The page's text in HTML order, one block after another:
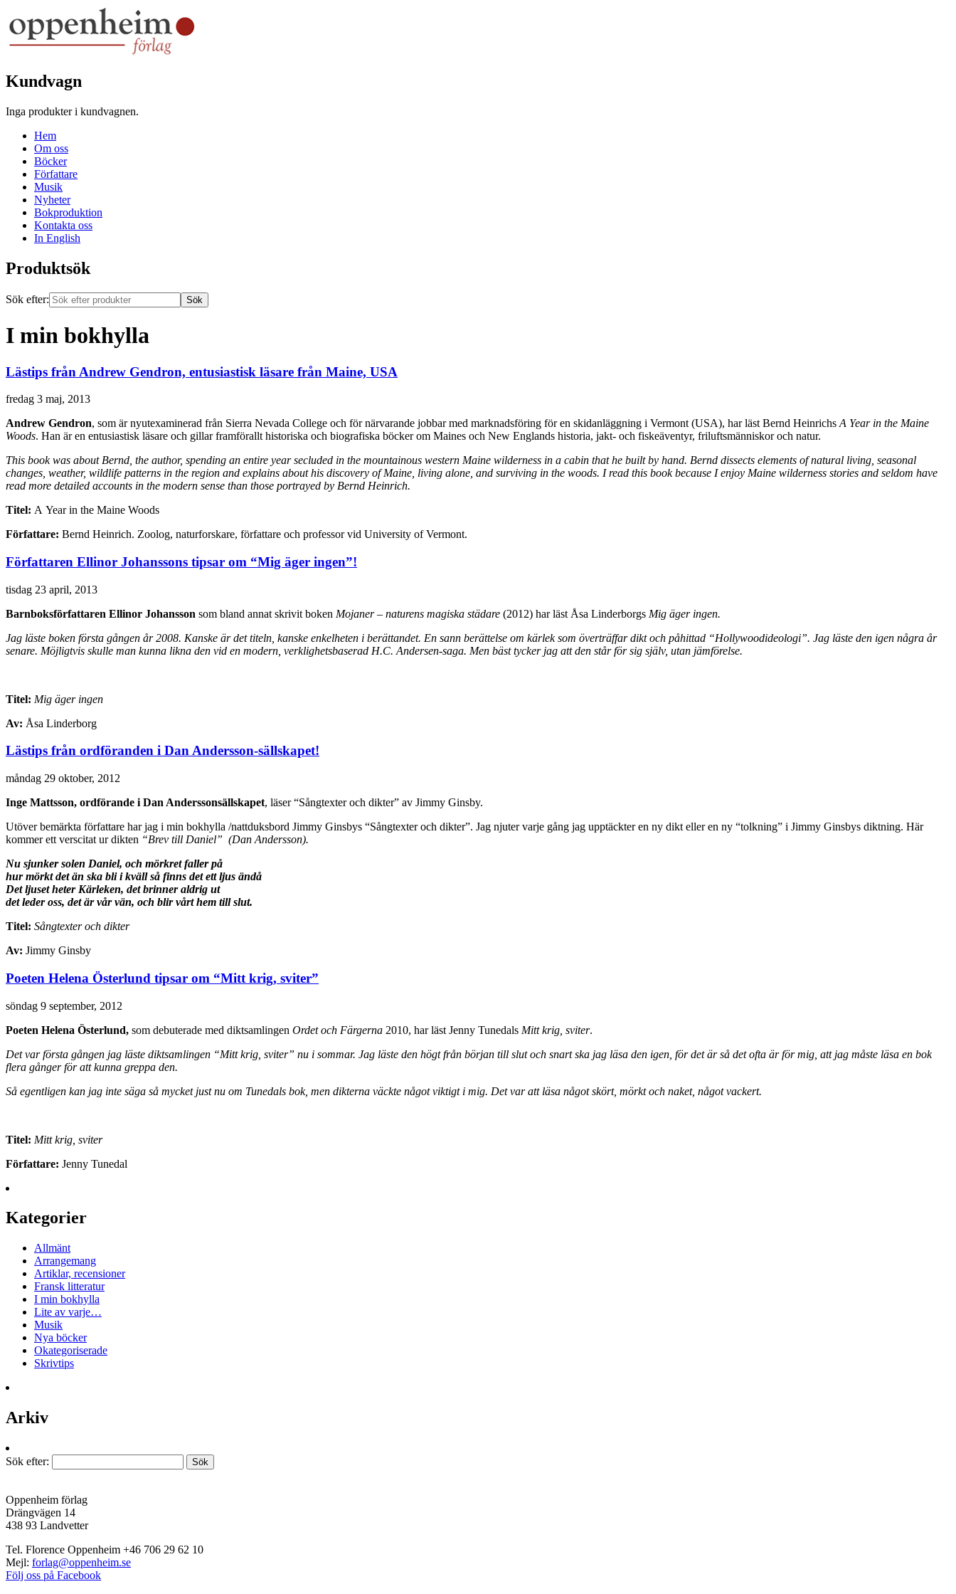
Kundvagn
Inga produkter i kundvagnen.
Hem
Om oss
Böcker
Författare
Musik
Nyheter
Bokproduktion
Kontakta oss
In English
Produktsök
Sök efter:
I min bokhylla
Lästips från Andrew Gendron, entusiastisk läsare från Maine, USA
fredag 3 maj, 2013
Andrew Gendron, som är nyutexaminerad från Sierra Nevada College och för närvarande jobbar med marknadsföring för en skidanläggning i Vermont (USA), har läst Bernd Heinrichs A Year in the Maine
Woods. Han är en entusiastisk läsare och gillar framförallt historiska och biografiska böcker om Maines och New Englands historia, jakt- och fiskeäventyr, friluftsmänniskor och natur.
This book was about Bernd, the author, spending an entire year secluded in the mountainous western Maine wilderness in a cabin that he built by hand. Bernd dissects elements of natural living, seasonal
changes, weather, wildlife patterns in the region and explains about his discovery of Maine, living alone, and surviving in the woods. I read this book because I enjoy Maine wilderness stories and seldom have
read more detailed accounts in the modern sense than those portrayed by Bernd Heinrich.
Titel: A Year in the Maine Woods
Författare: Bernd Heinrich. Zoolog, naturforskare, författare och professor vid University of Vermont.
Författaren Ellinor Johanssons tipsar om “Mig äger ingen”!
tisdag 23 april, 2013
Barnboksförfattaren Ellinor Johansson som bland annat skrivit boken Mojaner – naturens magiska städare (2012) har läst Åsa Linderborgs Mig äger ingen.
Jag läste boken första gången år 2008. Kanske är det titeln, kanske enkelheten i berättandet. En sann berättelse om kärlek som överträffar dikt och påhittad “Hollywoodideologi”. Jag läste den igen några år
senare. Möjligtvis skulle man kunna likna den vid en modern, verklighetsbaserad H.C. Andersen-saga. Men bäst tycker jag att den står för sig själv, utan jämförelse.
Titel: Mig äger ingen
Av: Åsa Linderborg
Lästips från ordföranden i Dan Andersson-sällskapet!
måndag 29 oktober, 2012
Inge Mattsson, ordförande i Dan Anderssonsällskapet, läser “Sångtexter och dikter” av Jimmy Ginsby.
Utöver bemärkta författare har jag i min bokhylla /nattduksbord Jimmy Ginsbys “Sångtexter och dikter”. Jag njuter varje gång jag upptäckter en ny dikt eller en ny “tolkning” i Jimmy Ginsbys diktning. Här
kommer ett verscitat ur dikten “Brev till Daniel” (Dan Andersson).
Nu sjunker solen Daniel, och mörkret faller på
hur mörkt det än ska bli i kväll så finns det ett ljus ändå
Det ljuset heter Kärleken, det brinner aldrig ut
det leder oss, det är vår vän, och blir vårt hem till slut.
Titel: Sångtexter och dikter
Av: Jimmy Ginsby
Poeten Helena Österlund tipsar om “Mitt krig, sviter”
söndag 9 september, 2012
Poeten Helena Österlund, som debuterade med diktsamlingen Ordet och Färgerna 2010, har läst Jenny Tunedals Mitt krig, sviter.
Det var första gången jag läste diktsamlingen “Mitt krig, sviter” nu i sommar. Jag läste den högt från början till slut och snart ska jag läsa den igen, för det är så det ofta är för mig, att jag måste läsa en bok
flera gånger för att kunna greppa den.
Så egentligen kan jag inte säga så mycket just nu om Tunedals bok, men dikterna väckte något viktigt i mig. Det var att läsa något skört, mörkt och naket, något vackert.
Titel: Mitt krig, sviter
Författare: Jenny Tunedal
Kategorier
Allmänt
Arrangemang
Artiklar, recensioner
Fransk litteratur
I min bokhylla
Lite av varje…
Musik
Nya böcker
Okategoriserade
Skrivtips
Arkiv
Sök efter:
Oppenheim förlag
Drängvägen 14
438 93 Landvetter
Tel. Florence Oppenheim +46 706 29 62 10
Mejl: forlag@oppenheim.se
Följ oss på Facebook